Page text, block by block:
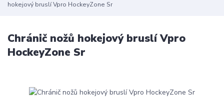
hokejový bruslí Vpro HockeyZone Sr
Chránič nožů hokejový bruslí Vpro
HockeyZone Sr